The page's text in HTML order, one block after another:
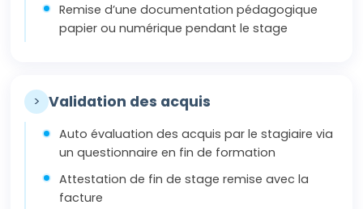
Remise d’une documentation pédagogique
papier ou numérique pendant le stage
> Validation des acquis
Auto évaluation des acquis par le stagiaire via
un questionnaire en fin de formation
Attestation de fin de stage remise avec la
facture